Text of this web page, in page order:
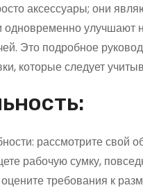
аксессуары; они
одновременно
Это подробное
которые следует
рассмотрите свой
рабочую сумку,
требования к